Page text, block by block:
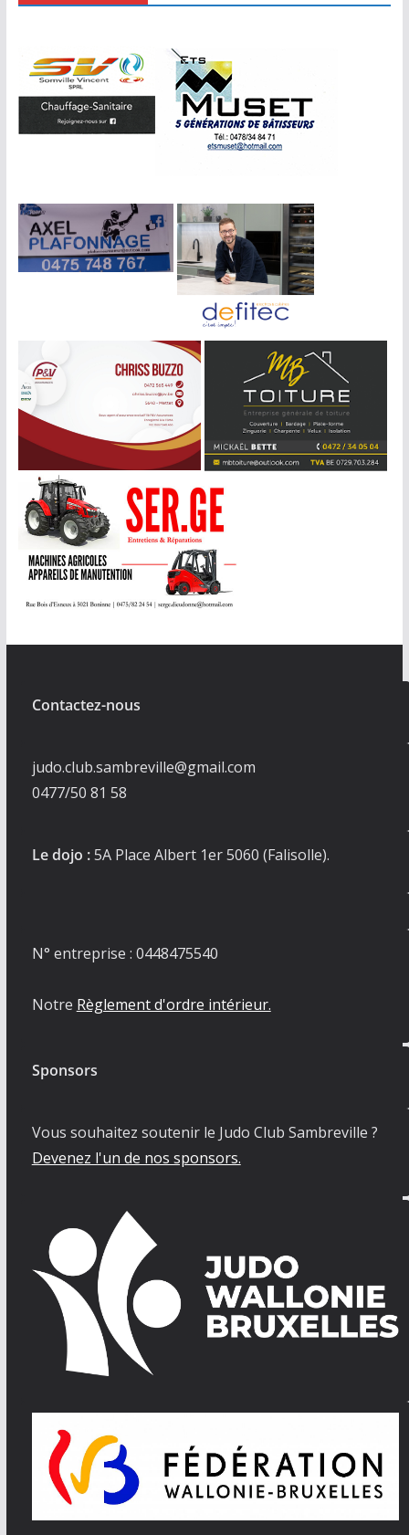
Contactez-nous
judo.club.sambreville@gmail.com
0477/50 81 58
Le dojo :5A Place Albert 1er 5060 (Falisolle).
N° entreprise : 0448475540
Notre Règlement d'ordre intérieur.
Sponsors
Vous souhaitez soutenir le Judo Club Sambreville ?
Devenez l'un de nos sponsors.